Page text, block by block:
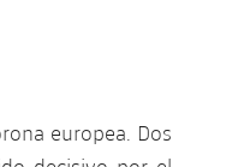
europea. Dos